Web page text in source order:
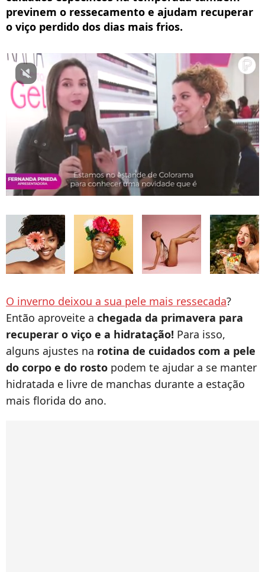
previnem o ressecamento e ajudam recuperar
o viço perdido dos dias mais frios.
O inverno deixou a sua pele mais ressecada?
Então aproveite a chegada da primavera para
recuperar o viço e a hidratação! Para isso,
alguns ajustes na rotina de cuidados com a pele
do corpo e do rosto podem te ajudar a se manter
hidratada e livre de manchas durante a estação
mais florida do ano.